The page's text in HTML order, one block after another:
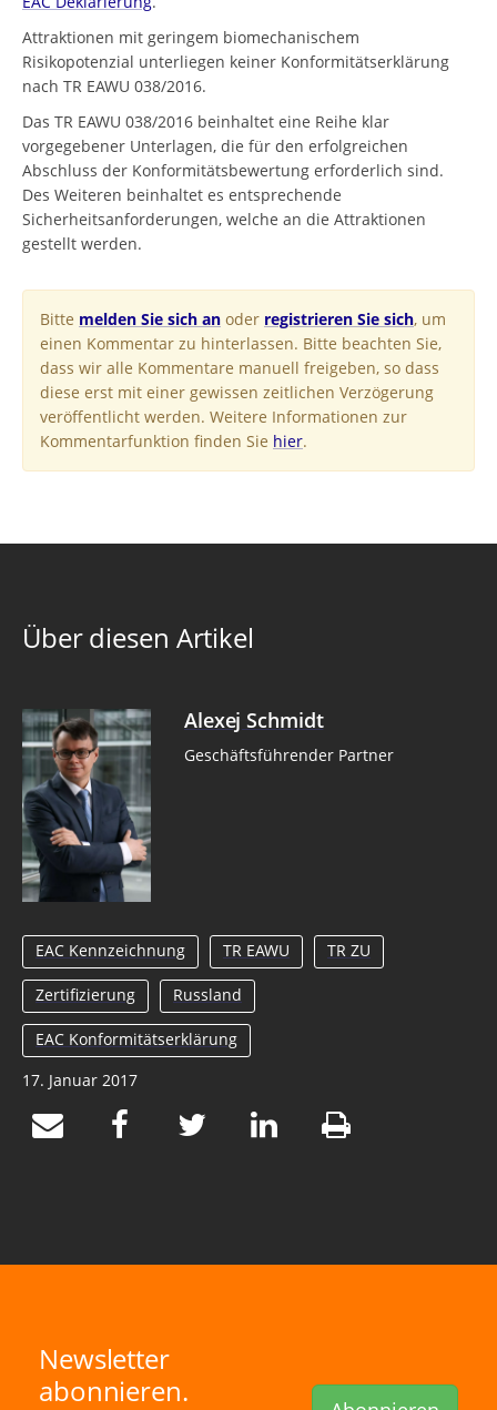
Attraktionen mit geringem biomechanischem
Risikopotenzial unterliegen keiner Konformitätserklärung
nach TR EAWU 038/2016.
Das TR EAWU 038/2016 beinhaltet eine Reihe klar
vorgegebener Unterlagen, die für den erfolgreichen
Abschluss der Konformitätsbewertung erforderlich sind.
Des Weiteren beinhaltet es entsprechende
Sicherheitsanforderungen, welche an die Attraktionen
gestellt werden.
Bitte melden Sie sich an oder registrieren Sie sich, um
einen Kommentar zu hinterlassen. Bitte beachten Sie,
dass wir alle Kommentare manuell freigeben, so dass
diese erst mit einer gewissen zeitlichen Verzögerung
veröffentlicht werden. Weitere Informationen zur
Kommentarfunktion finden Sie hier.
Über diesen Artikel
Alexej Schmidt
Geschäftsführender Partner
EAC Kennzeichnung TR EAWU TR ZU
Zertifizierung Russland
EAC Konformitätserklärung
17. Januar 2017
Newsletter
abonnieren.